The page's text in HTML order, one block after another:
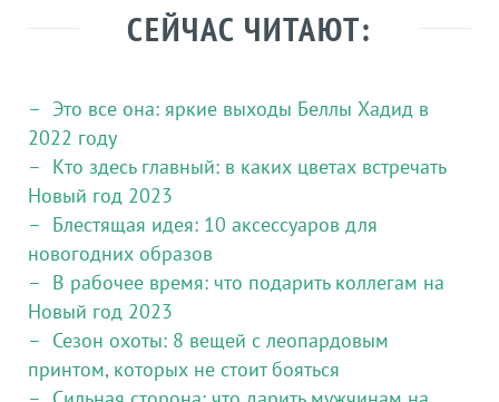
СЕЙЧАС ЧИТАЮТ:
Это все она: яркие выходы Беллы Хадид в
2022 году
Кто здесь главный: в каких цветах встречать
Новый год 2023
Блестящая идея: 10 аксессуаров для
новогодних образов
В рабочее время: что подарить коллегам на
Новый год 2023
Сезон охоты: 8 вещей с леопардовым
принтом, которых не стоит бояться